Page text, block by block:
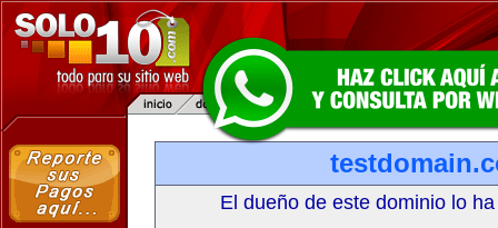
El dueño de este dominio lo